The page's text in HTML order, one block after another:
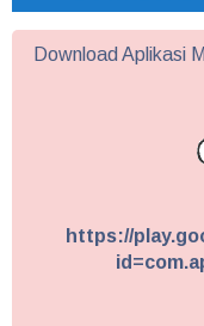
Download Aplikasi
https://